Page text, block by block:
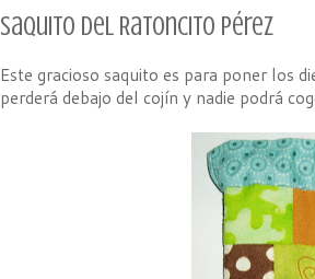
Saquito del Ratoncito Pérez
Este gracioso saquito es para poner los
perderá debajo del cojín y nadie podrá